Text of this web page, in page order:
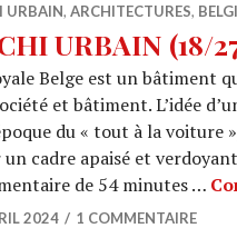
URBAIN, ARCHITECTURES,
URBAIN (18/
Belge est un bâtiment
et bâtiment. L’idée
du « tout à la voiture
cadre apaisé et
de 54 minutes …
2024 1 COMMENTAIRE